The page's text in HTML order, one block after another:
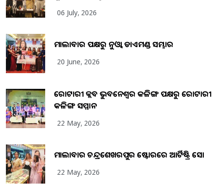
06 July, 2026
ମାଲାବାର ପକ୍ଷରୁ ନୁଓ୍ବା ଡାଏମଣ୍ଡ ସମ୍ଭାର
20 June, 2026
ରୋଟାରୀ କ୍ଲବ ଭୁବନେଶ୍ୱର କଳିଙ୍ଗ ପକ୍ଷରୁ ରୋଟାରୀ
କଳିଙ୍ଗ ସମ୍ମାନ
22 May, 2026
ମାଲାବାର ଚନ୍ଦ୍ରଶେଖରପୁର ଷ୍ଟୋରରେ ଆର୍ଟିଷ୍ଟ୍ରି ସୋ
22 May, 2026